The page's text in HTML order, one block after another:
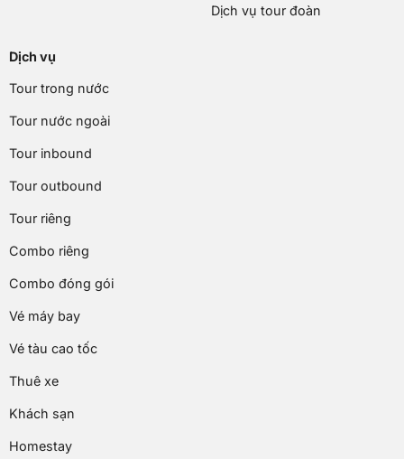
Dịch vụ tour đoàn
Dịch vụ
Tour trong nước
Tour nước ngoài
Tour inbound
Tour outbound
Tour riêng
Combo riêng
Combo đóng gói
Vé máy bay
Vé tàu cao tốc
Thuê xe
Khách sạn
Homestay